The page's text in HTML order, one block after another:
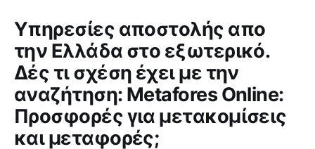
Υπηρεσίες αποστολής απο
την Ελλάδα στο εξωτερικό.
Δές τι σχέση έχει με την
αναζήτηση: Metafores Online:
Προσφορές για μετακομίσεις
και μεταφορές;